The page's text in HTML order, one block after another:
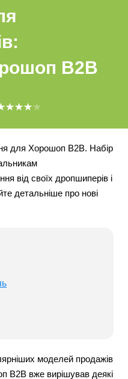
B2B
для Хорошоп B2B. Набір
від своїх дропшиперів і
детальніше про нові
моделей продажів
B2B вже вирішував деякі